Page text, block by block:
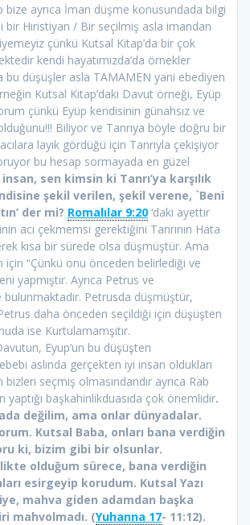
bize ayrıca İman düşme konusundada bilgi
bir Hıristiyan / Bir seçilmiş asla imandan
çünkü Kutsal Kitap’da bir çok
kendi hayatımızda’da örnekler
düşüşler asla TAMAMEN yani ebediyen
Kutsal Kitap’daki Davut örneği, Eyüp
çünkü Eyüp kendisinin günahsız ve
Biliyor ve Tanrıya böyle doğru bir
layık gördüğü için Tanrıyla çekişiyor
bu hesap sormayada en güzel
sen kimsin ki Tanrı’ya karşılık
şekil verilen, şekil verene, `Beni
der mi? Romalılar 9:20 ‘daki ayettir
acı çekmemsi gerektiğini Tanrının Hata
kısa bir sürede olsa düşmüştür. Ama
için “Çünkü onu önceden belirlediği ve
yapmıştır. Ayrıca Petrus ve
Petrusda düşmüştür,
daha önceden seçildiği için düşüşten
ise Kurtulamamşıtır.
Eyup’un bu düşüşten
aslında gerçekten iyi insan oldukları
bizleri seçmiş olmasındandır ayrıca Rab
yaptığı başkahinlikduasıda çok önemlidir.
değilim, ama onlar dünyadalar.
Kutsal Baba, onları bana verdiğin
ki, bizim gibi bir olsunlar.
olduğum sürece, bana verdiğin
esirgeyip korudum. Kutsal Yazı
mahva giden adamdan başka
mahvolmadı. (Yuhanna 17- 11:12).